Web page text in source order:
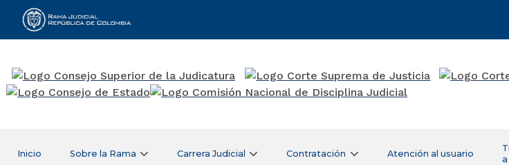
Rama Judicial
Inicio Sobre la Rama Carrera Judicial Contratación Atención al usuario